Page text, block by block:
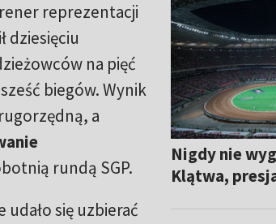
Nigdy nie
Klątwa,
reprezentacji
dziesięciu
na pięć
biegów. Wynik
a
rundą SGP.
się uzbierać